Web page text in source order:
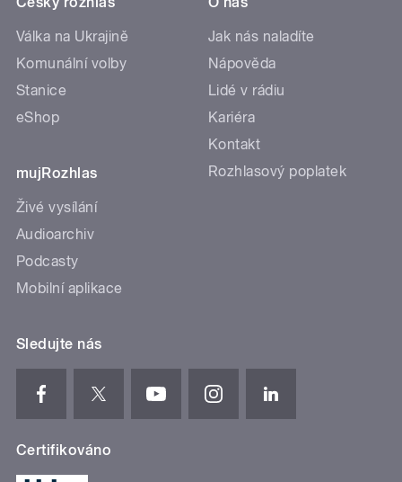
Válka na Ukrajině
Komunální volby
Stanice
eShop
mujRozhlas
Živé vysílání
Audioarchiv
Podcasty
Mobilní aplikace
Jak nás naladíte
Nápověda
Lidé v rádiu
Kariéra
Kontakt
Rozhlasový poplatek
Sledujte nás
Certifikováno